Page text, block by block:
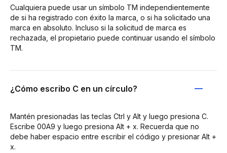
Cualquiera puede usar un símbolo TM independientemente
de si ha registrado con éxito la marca, o si ha solicitado una
marca en absoluto. Incluso si la solicitud de marca es
rechazada, el propietario puede continuar usando el símbolo
TM.
¿Cómo escribo C en un círculo?
Mantén presionadas las teclas Ctrl y Alt y luego presiona C.
Escribe 00A9 y luego presiona Alt + x. Recuerda que no
debe haber espacio entre escribir el código y presionar Alt +
x.